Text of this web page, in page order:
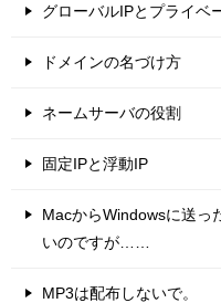
グローバルIPとプライベ
ドメインの名づけ方
ネームサーバの役割
固定IPと浮動IP
MacからWindowsに送っ
いのですが……
MP3は配布しないで。